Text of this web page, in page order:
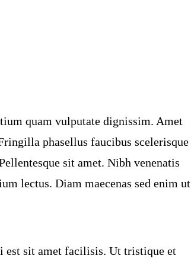
quam vulputate dignissim. Amet
phasellus faucibus scelerisque
sit amet. Nibh venenatis
lectus. Diam maecenas sed enim ut
est sit amet facilisis. Ut tristique et